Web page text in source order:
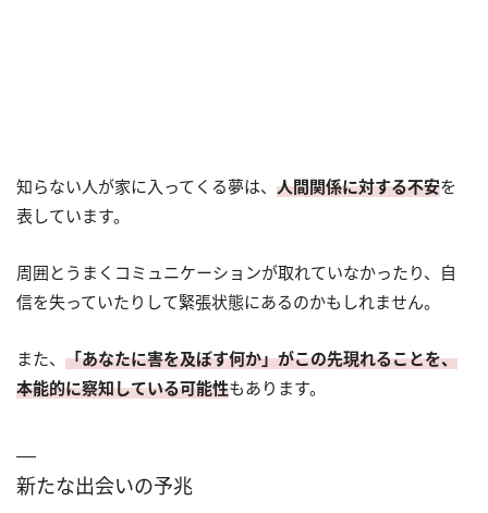
知らない人が家に入ってくる夢は、 人間関係に対する不安を
表しています。
周囲とうまくコミュニケーションが取れていなかったり、自
信を失っていたりして緊張状態にあるのかもしれません。
また、 「あなたに害を及ぼす何か」がこの先現れることを、
本能的に察知している可能性もあります。
新たな出会いの予兆